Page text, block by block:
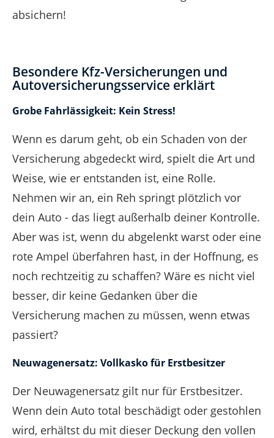
absichern!
Besondere Kfz-Versicherungen und
Autoversicherungsservice erklärt
Grobe Fahrlässigkeit: Kein Stress!
Wenn es darum geht, ob ein Schaden von der
Versicherung abgedeckt wird, spielt die Art und
Weise, wie er entstanden ist, eine Rolle.
Nehmen wir an, ein Reh springt plötzlich vor
dein Auto - das liegt außerhalb deiner Kontrolle.
Aber was ist, wenn du abgelenkt warst oder eine
rote Ampel überfahren hast, in der Hoffnung, es
noch rechtzeitig zu schaffen? Wäre es nicht viel
besser, dir keine Gedanken über die
Versicherung machen zu müssen, wenn etwas
passiert?
Neuwagenersatz: Vollkasko für Erstbesitzer
Der Neuwagenersatz gilt nur für Erstbesitzer.
Wenn dein Auto total beschädigt oder gestohlen
wird, erhältst du mit dieser Deckung den vollen